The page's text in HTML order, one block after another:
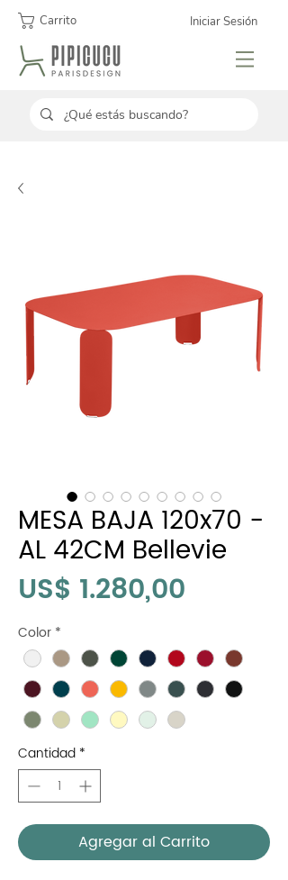
Carrito Iniciar Sesión
MESA BAJA 120x70 -
AL 42CM Bellevie
US$ 1.280,00
Color *
Cantidad *
Agregar al Carrito